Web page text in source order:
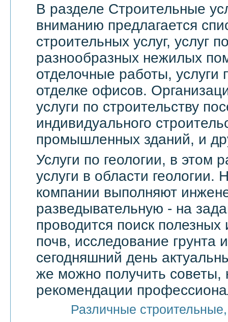
В разделе Строительные
вниманию предлагается
строительных услуг, услуг
разнообразных нежилых
отделочные работы, услуги
отделке офисов.
услуги по строительству
индивидуального
промышленных зданий, и
Услуги по геологии, в этом
услуги в области
компании выполняют
разведывательную - на
проводится поиск
почв, исследование грунта
сегодняшний день
же можно получить советы,
рекомендации
Различные